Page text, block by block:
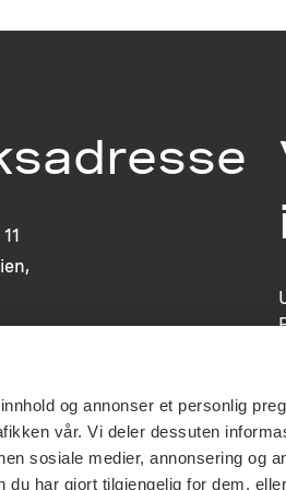
og annonser et personlig
vår. Vi deler dessuten
sosiale medier, annonsering og
du har gjort tilgjengelig for dem,